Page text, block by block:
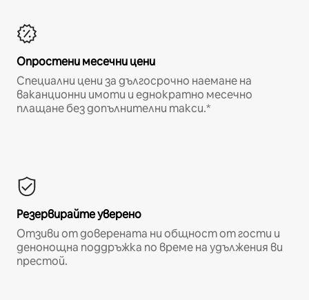
Опростени месечни цени
Специални цени за дългосрочно наемане на
ваканционни имоти и еднократно месечно
плащане без допълнителни такси.*
Резервирайте уверено
Отзиви от доверената ни общност от гости и
денонощна поддръжка по време на удължения ви
престой.